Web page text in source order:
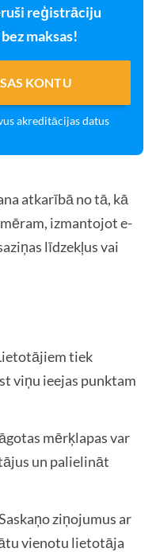
reģistrāciju
maksas!
KONTU
akreditācijas datus
atkarībā no tā, kā
izmantojot e-
līdzekļus vai
tiek
viņu ieejas punktam
mērķlapas var
un palielināt
ziņojumus ar
vienotu lietotāja